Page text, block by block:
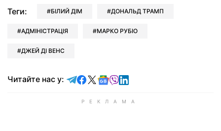
Теги: БІЛИЙ ДІМ ДОНАЛЬД ТРАМП
АДМІНІСТРАЦІЯ МАРКО РУБІО
ДЖЕЙ ДІ ВЕНС
Читайте нас у: Читайте у Telegram
Читайте у Facebook
Читайте у X
Читайте у Google news
Читайте у Viber
Читайте у LinkedIn